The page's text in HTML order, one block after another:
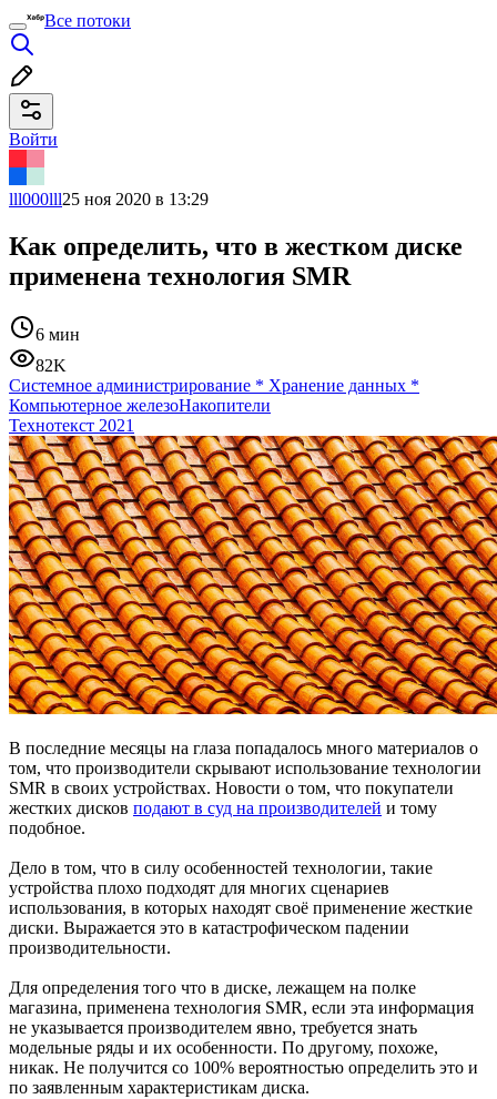
Все потоки
Войти
lll000lll25 ноя 2020 в 13:29
Как определить, что в жестком диске
применена технология SMR
6 мин
82K
Системное администрирование * Хранение данных *
Компьютерное железоНакопители
Технотекст 2021
В последние месяцы на глаза попадалось много материалов о
том, что производители скрывают использование технологии
SMR в своих устройствах. Новости о том, что покупатели
жестких дисков подают в суд на производителей и тому
подобное.
Дело в том, что в силу особенностей технологии, такие
устройства плохо подходят для многих сценариев
использования, в которых находят своё применение жесткие
диски. Выражается это в катастрофическом падении
производительности.
Для определения того что в диске, лежащем на полке
магазина, применена технология SMR, если эта информация
не указывается производителем явно, требуется знать
модельные ряды и их особенности. По другому, похоже,
никак. Не получится со 100% вероятностью определить это и
по заявленным характеристикам диска.